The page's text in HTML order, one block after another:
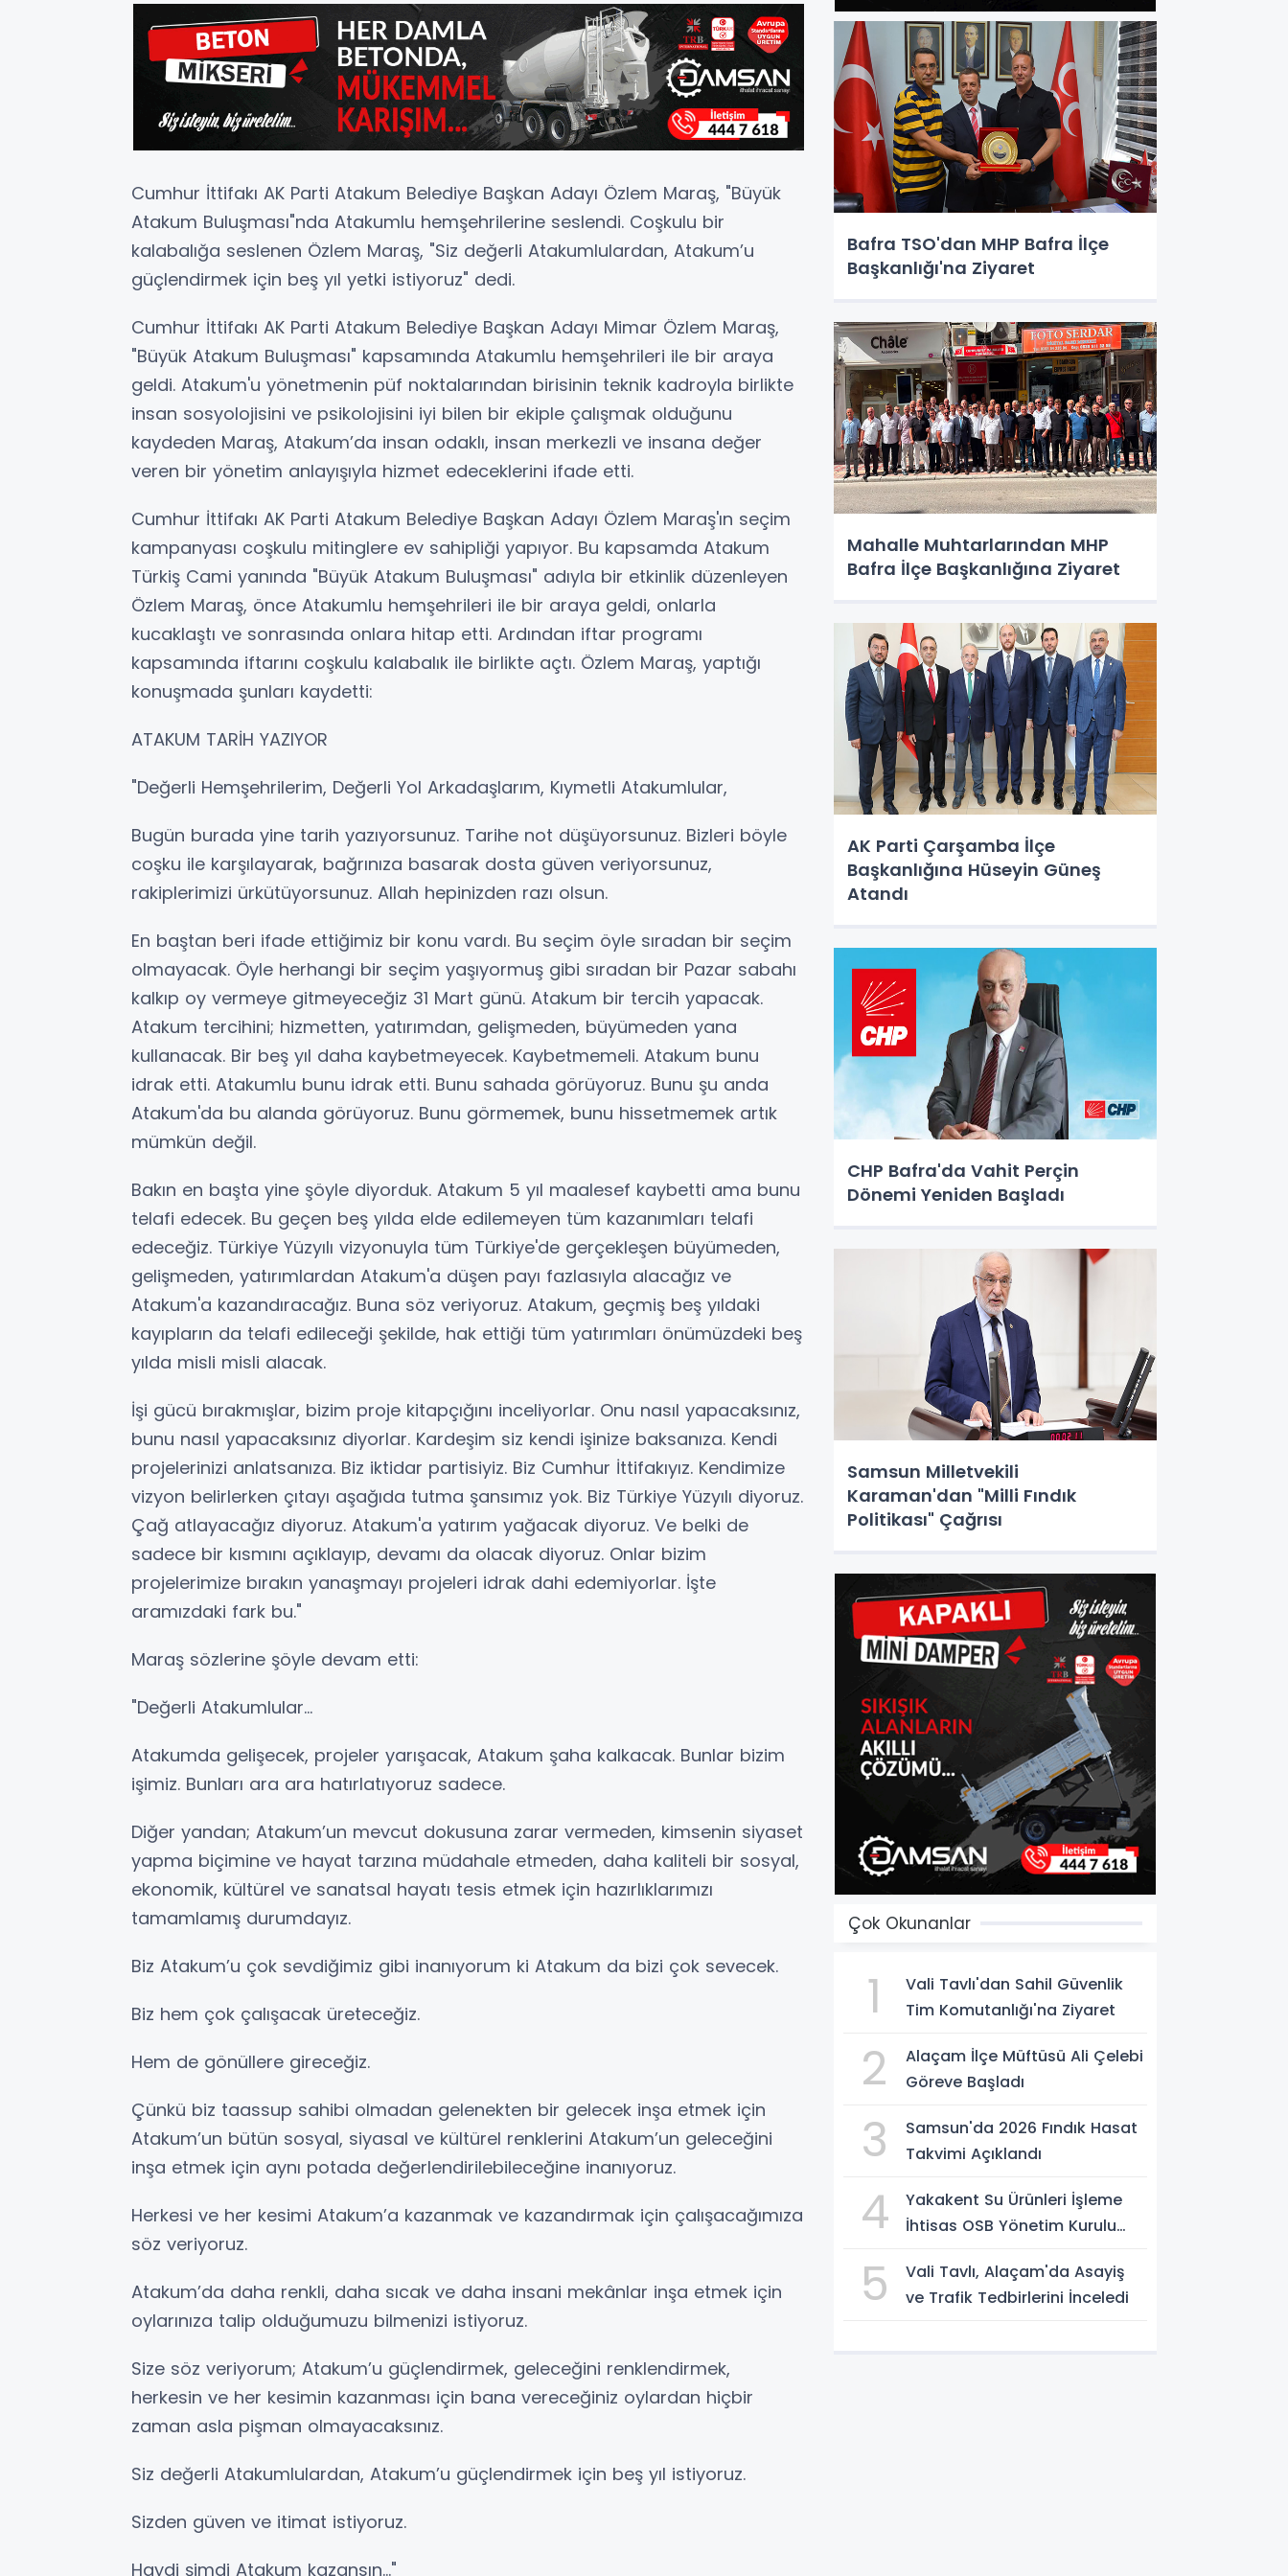
Cumhur İttifakı AK Parti Atakum Belediye Başkan Adayı Özlem Maraş, "Büyük
Atakum Buluşması"nda Atakumlu hemşehrilerine seslendi. Coşkulu bir
kalabalığa seslenen Özlem Maraş, "Siz değerli Atakumlulardan, Atakum’u
güçlendirmek için beş yıl yetki istiyoruz" dedi.
Cumhur İttifakı AK Parti Atakum Belediye Başkan Adayı Mimar Özlem Maraş,
"Büyük Atakum Buluşması" kapsamında Atakumlu hemşehrileri ile bir araya
geldi. Atakum'u yönetmenin püf noktalarından birisinin teknik kadroyla birlikte
insan sosyolojisini ve psikolojisini iyi bilen bir ekiple çalışmak olduğunu
kaydeden Maraş, Atakum’da insan odaklı, insan merkezli ve insana değer
veren bir yönetim anlayışıyla hizmet edeceklerini ifade etti.
Cumhur İttifakı AK Parti Atakum Belediye Başkan Adayı Özlem Maraş'ın seçim
kampanyası coşkulu mitinglere ev sahipliği yapıyor. Bu kapsamda Atakum
Türkiş Cami yanında "Büyük Atakum Buluşması" adıyla bir etkinlik düzenleyen
Özlem Maraş, önce Atakumlu hemşehrileri ile bir araya geldi, onlarla
kucaklaştı ve sonrasında onlara hitap etti. Ardından iftar programı
kapsamında iftarını coşkulu kalabalık ile birlikte açtı. Özlem Maraş, yaptığı
konuşmada şunları kaydetti:
ATAKUM TARİH YAZIYOR
"Değerli Hemşehrilerim, Değerli Yol Arkadaşlarım, Kıymetli Atakumlular,
Bugün burada yine tarih yazıyorsunuz. Tarihe not düşüyorsunuz. Bizleri böyle
coşku ile karşılayarak, bağrınıza basarak dosta güven veriyorsunuz,
rakiplerimizi ürkütüyorsunuz. Allah hepinizden razı olsun.
En baştan beri ifade ettiğimiz bir konu vardı. Bu seçim öyle sıradan bir seçim
olmayacak. Öyle herhangi bir seçim yaşıyormuş gibi sıradan bir Pazar sabahı
kalkıp oy vermeye gitmeyeceğiz 31 Mart günü. Atakum bir tercih yapacak.
Atakum tercihini; hizmetten, yatırımdan, gelişmeden, büyümeden yana
kullanacak. Bir beş yıl daha kaybetmeyecek. Kaybetmemeli. Atakum bunu
idrak etti. Atakumlu bunu idrak etti. Bunu sahada görüyoruz. Bunu şu anda
Atakum'da bu alanda görüyoruz. Bunu görmemek, bunu hissetmemek artık
mümkün değil.
Bakın en başta yine şöyle diyorduk. Atakum 5 yıl maalesef kaybetti ama bunu
telafi edecek. Bu geçen beş yılda elde edilemeyen tüm kazanımları telafi
edeceğiz. Türkiye Yüzyılı vizyonuyla tüm Türkiye'de gerçekleşen büyümeden,
gelişmeden, yatırımlardan Atakum'a düşen payı fazlasıyla alacağız ve
Atakum'a kazandıracağız. Buna söz veriyoruz. Atakum, geçmiş beş yıldaki
kayıpların da telafi edileceği şekilde, hak ettiği tüm yatırımları önümüzdeki beş
yılda misli misli alacak.
İşi gücü bırakmışlar, bizim proje kitapçığını inceliyorlar. Onu nasıl yapacaksınız,
bunu nasıl yapacaksınız diyorlar. Kardeşim siz kendi işinize baksanıza. Kendi
projelerinizi anlatsanıza. Biz iktidar partisiyiz. Biz Cumhur İttifakıyız. Kendimize
vizyon belirlerken çıtayı aşağıda tutma şansımız yok. Biz Türkiye Yüzyılı diyoruz.
Çağ atlayacağız diyoruz. Atakum'a yatırım yağacak diyoruz. Ve belki de
sadece bir kısmını açıklayıp, devamı da olacak diyoruz. Onlar bizim
projelerimize bırakın yanaşmayı projeleri idrak dahi edemiyorlar. İşte
aramızdaki fark bu."
Maraş sözlerine şöyle devam etti:
"Değerli Atakumlular...
Atakumda gelişecek, projeler yarışacak, Atakum şaha kalkacak. Bunlar bizim
işimiz. Bunları ara ara hatırlatıyoruz sadece.
Diğer yandan; Atakum’un mevcut dokusuna zarar vermeden, kimsenin siyaset
yapma biçimine ve hayat tarzına müdahale etmeden, daha kaliteli bir sosyal,
ekonomik, kültürel ve sanatsal hayatı tesis etmek için hazırlıklarımızı
tamamlamış durumdayız.
Biz Atakum’u çok sevdiğimiz gibi inanıyorum ki Atakum da bizi çok sevecek.
Biz hem çok çalışacak üreteceğiz.
Hem de gönüllere gireceğiz.
Çünkü biz taassup sahibi olmadan gelenekten bir gelecek inşa etmek için
Atakum’un bütün sosyal, siyasal ve kültürel renklerini Atakum’un geleceğini
inşa etmek için aynı potada değerlendirilebileceğine inanıyoruz.
Herkesi ve her kesimi Atakum’a kazanmak ve kazandırmak için çalışacağımıza
söz veriyoruz.
Atakum’da daha renkli, daha sıcak ve daha insani mekânlar inşa etmek için
oylarınıza talip olduğumuzu bilmenizi istiyoruz.
Size söz veriyorum; Atakum’u güçlendirmek, geleceğini renklendirmek,
herkesin ve her kesimin kazanması için bana vereceğiniz oylardan hiçbir
zaman asla pişman olmayacaksınız.
Siz değerli Atakumlulardan, Atakum’u güçlendirmek için beş yıl istiyoruz.
Sizden güven ve itimat istiyoruz.
Haydi şimdi Atakum kazansın…"
Bafra TSO'dan MHP Bafra İlçe
Başkanlığı'na Ziyaret
Mahalle Muhtarlarından MHP
Bafra İlçe Başkanlığına Ziyaret
AK Parti Çarşamba İlçe
Başkanlığına Hüseyin Güneş
Atandı
CHP Bafra'da Vahit Perçin
Dönemi Yeniden Başladı
Samsun Milletvekili
Karaman'dan "Milli Fındık
Politikası" Çağrısı
Çok Okunanlar
1
Vali Tavlı'dan Sahil Güvenlik
Tim Komutanlığı'na Ziyaret
2
Alaçam İlçe Müftüsü Ali Çelebi
Göreve Başladı
3
Samsun'da 2026 Fındık Hasat
Takvimi Açıklandı
4
Yakakent Su Ürünleri İşleme
İhtisas OSB Yönetim Kurulu
5
Vali Tavlı, Alaçam'da Asayiş
ve Trafik Tedbirlerini İnceledi